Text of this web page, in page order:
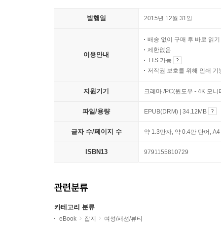
발행일 2015년 12월 31일
이용안내
배송 없이 구매 후 바로 읽기
제한없음
TTS 가능
저작권 보호를 위해 인쇄 기
지원기기 크레마 /PC(윈도우 - 4K 모
파일/용량 EPUB(DRM) | 34.12MB
글자 수/페이지 수 약 1.3만자, 약 0.4만 단어,
ISBN13 9791155810729
관련분류
카테고리 분류
eBook 잡지 여성/패션/뷰티